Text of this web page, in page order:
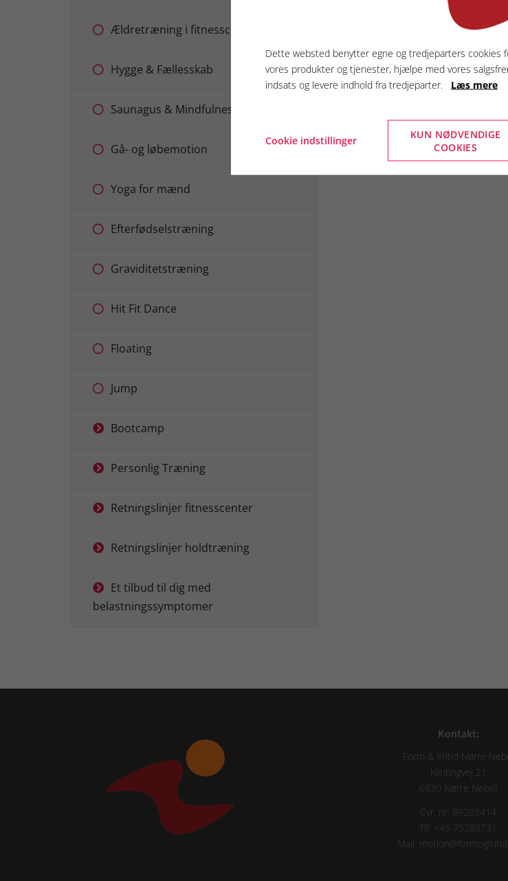
Ældretræning i fitnesscenter
Hygge & Fællesskab
Saunagus & Mindfulness
Gå- og løbemotion
Yoga for mænd
Efterfødselstræning
Graviditetstræning
Hit Fit Dance
Floating
Jump
Bootcamp
Personlig Træning
Retningslinjer fitnesscenter
Retningslinjer holdtræning
Et tilbud til dig med
belastningssymptomer
Kontakt:
Form & Fritid Nørre
Klintingvej 21
6830 Nørre Nebel
Cvr. nr. 89203414
Tlf. +45 75288731
Mail:
Dette websted benytter egne og tredjeparters cookies
vores produkter og tjenester, hjælpe med vores
indsats og levere indhold fra tredjeparter. Læs mere
Cookie indstillinger
KUN NØDVENDIGE
COOKIES